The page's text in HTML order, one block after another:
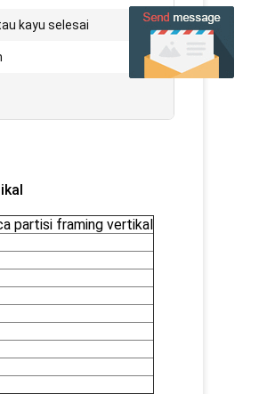
kayu selesai
partisi framing vertikal